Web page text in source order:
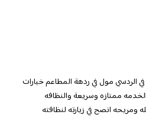
الردسي مول في ردهة المطاعم خيارات
ممتازه وسريعة والنظافه
انصح في زيارته لنظافته